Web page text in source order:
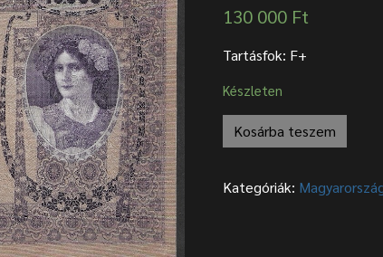
130 000 Ft
Tartásfok: F+
Készleten
Kosárba teszem
Kategóriák: